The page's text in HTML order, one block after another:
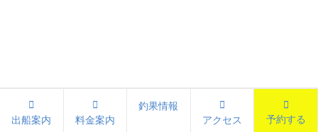
出船案内 料金案内
釣果情報
アクセス
予約する